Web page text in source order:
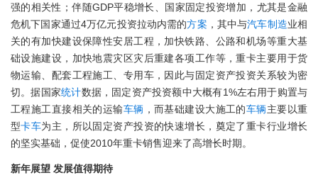
强的相关性；伴随GDP平稳增长、国家固定投资增加，尤其是金融
危机下国家通过4万亿元投资拉动内需的方案 ，其中与汽车制造业相
关的有加快建设保障性安居工程，加快铁路、公路和机场等重大基
础设施建设，加快地震灾区灾后重建各项工作等，重卡主要用于货
物运输、配套工程施工、专用车，因此与固定资产投资关系较为密
切。据国家统计数据，固定资产投资额中大概有1%左右用于购置与
工程施工直接相关的运输车辆 ，而基础建设大施工的车辆主要以重
型卡车为主，所以固定资产投资的快速增长，奠定了重卡行业增长
的坚实基础，促使2010年重卡销售迎来了高增长时期。
新年展望 发展值得期待